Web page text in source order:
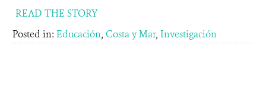
READ THE STORY
Posted in: Educación, Costa y Mar, Investigación